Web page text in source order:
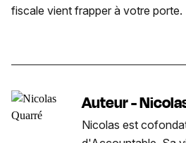
fiscale vient frapper à votre porte.
Auteur -
Nicolas est